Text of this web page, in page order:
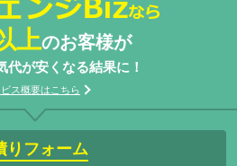
上のお客様が
代が安くなる結果に！
ス概要はこちら
りフォーム